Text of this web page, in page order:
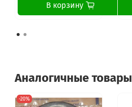
В корзину
Аналогичные товары
-20%